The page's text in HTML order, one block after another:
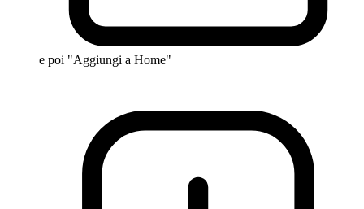
e poi "Aggiungi a Home"